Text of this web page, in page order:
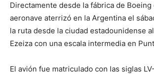
Directamente desde la fábrica de Boeing
aeronave aterrizó en la Argentina el
la ruta desde la ciudad estadounidense
Ezeiza con una escala intermedia en
El avión fue matriculado con las siglas